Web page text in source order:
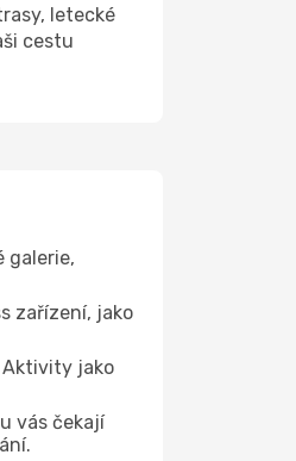
letecké
cestu
galerie,
zařízení, jako
Aktivity jako
vás čekají